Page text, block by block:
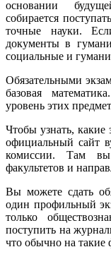
основании
собирается
точные науки.
документы в
социальные и
Обязательными
базовая
уровень этих
Чтобы узнать, какие
официальный сайт
комиссии. Там
факультетов и
Вы можете сдать
один профильный
только
поступить на
что обычно на такие